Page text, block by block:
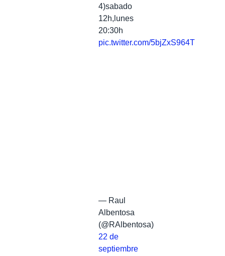
4)sabado
12h,lunes
20:30h
pic.twitter.com/5bjZxS964T
— Raul
Albentosa
(@RAlbentosa)
22 de
septiembre